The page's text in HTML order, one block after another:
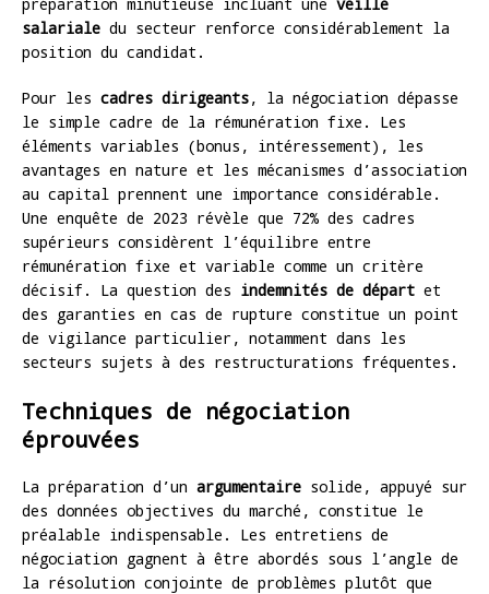
salariale du secteur renforce considérablement la
position du candidat.
Pour les cadres dirigeants, la négociation dépasse
le simple cadre de la rémunération fixe. Les
éléments variables (bonus, intéressement), les
avantages en nature et les mécanismes d’association
au capital prennent une importance considérable.
Une enquête de 2023 révèle que 72% des cadres
supérieurs considèrent l’équilibre entre
rémunération fixe et variable comme un critère
décisif. La question des indemnités de départ et
des garanties en cas de rupture constitue un point
de vigilance particulier, notamment dans les
secteurs sujets à des restructurations fréquentes.
Techniques de négociation
éprouvées
La préparation d’un argumentaire solide, appuyé sur
des données objectives du marché, constitue le
préalable indispensable. Les entretiens de
négociation gagnent à être abordés sous l’angle de
la résolution conjointe de problèmes plutôt que